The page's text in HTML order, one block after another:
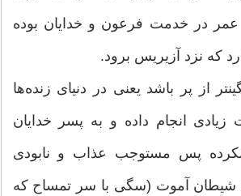
عمر در خدمت فرعون و خدایان بوده
كه نزد آزیریس برود.
از پر باشد یعنی در دنیای زنده‌ها
انجام داده و به پسر خدایان
پس مستوجب عذاب و نابودی
شیطان آموت (سگی با سر تمساح كه